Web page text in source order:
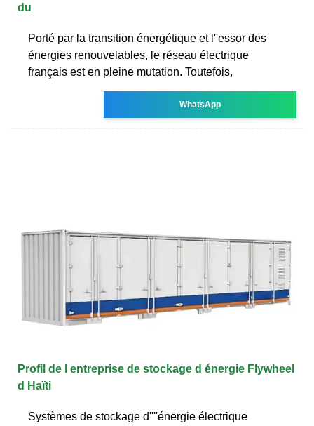
du
Porté par la transition énergétique et l''essor des
énergies renouvelables, le réseau électrique
français est en pleine mutation. Toutefois,
WhatsApp
Profil de l entreprise de stockage d énergie Flywheel
d Haïti
Systèmes de stockage d''''énergie électrique